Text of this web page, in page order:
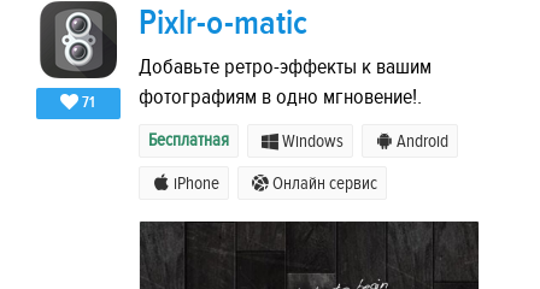
71
Pixlr-o-matic
Добавьте ретро-эффекты к вашим
фотографиям в одно мгновение!.
Бесплатная Windows Android
iPhone Онлайн сервис